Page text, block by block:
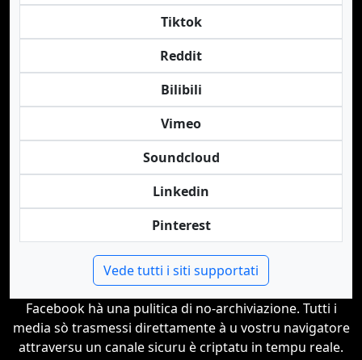
Tiktok
Reddit
Bilibili
Vimeo
Soundcloud
Linkedin
Pinterest
Vede tutti i siti supportati
Facebook hà una pulitica di no-archiviazione. Tutti i
media sò trasmessi direttamente à u vostru navigatore
attraversu un canale sicuru è criptatu in tempu reale.